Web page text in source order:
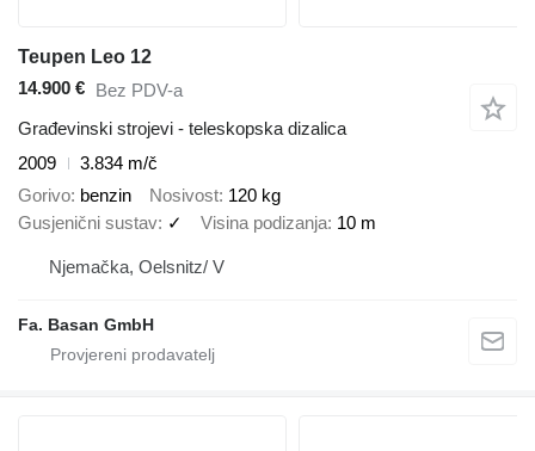
Teupen Leo 12
14.900 € Bez PDV-a
Građevinski strojevi - teleskopska dizalica
2009
3.834 m/č
Gorivo benzin Nosivost 120 kg
Gusjenični sustav ✓ Visina podizanja 10 m
Njemačka, Oelsnitz/ V
Fa. Basan GmbH